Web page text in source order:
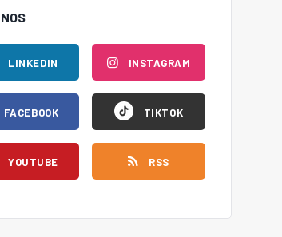
LINKEDIN
FACEBOOK
YOUTUBE
INSTAGRAM
TIKTOK
RSS